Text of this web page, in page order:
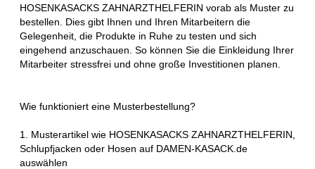
HOSENKASACKS ZAHNARZTHELFERIN vorab als Muster zu
bestellen. Dies gibt Ihnen und Ihren Mitarbeitern die
Gelegenheit, die Produkte in Ruhe zu testen und sich
eingehend anzuschauen. So können Sie die Einkleidung Ihrer
Mitarbeiter stressfrei und ohne große Investitionen planen.
Wie funktioniert eine Musterbestellung?
1. Musterartikel wie HOSENKASACKS ZAHNARZTHELFERIN,
Schlupfjacken oder Hosen auf DAMEN-KASACK.de
auswählen